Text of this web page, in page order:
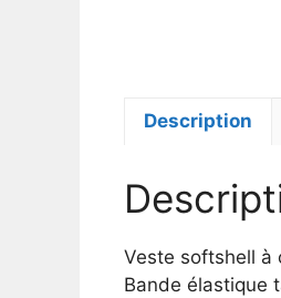
Description
Veste softshell à
Bande élastique